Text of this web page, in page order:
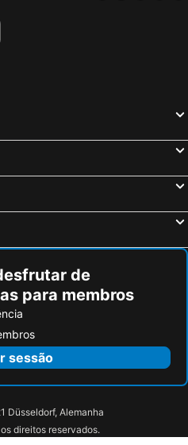
de
para membros
sessão
Düsseldorf, Alemanha
direitos reservados.